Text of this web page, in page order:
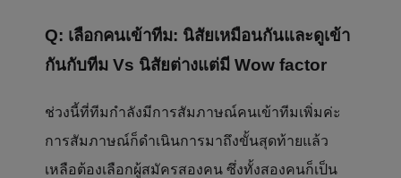
Q: เลือกคนเข้าทีม: นิสัยเหมือนกันและดูเข้า
กันกับทีม Vs นิสัยต่างแต่มี Wow factor
ช่วงนี้ที่ทีมกำลังมีการสัมภาษณ์คนเข้าทีมเพิ่มค่ะ
การสัมภาษณ์ก็ดำเนินการมาถึงขั้นสุดท้ายแล้ว
เหลือต้องเลือกผู้สมัครสองคน ซึ่งทั้งสองคนก็เป็น